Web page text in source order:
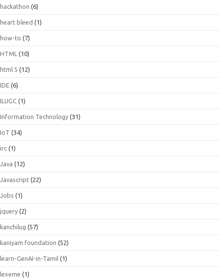
hackathon (6)
heart bleed (1)
how-to (7)
HTML (10)
html 5 (12)
IDE (6)
ILUGC (1)
Information Technology (31)
IoT (34)
irc (1)
Java (12)
Javascript (22)
Jobs (1)
jquery (2)
kanchilug (57)
kaniyam foundation (52)
learn-GenAI-in-Tamil (1)
lexeme (1)